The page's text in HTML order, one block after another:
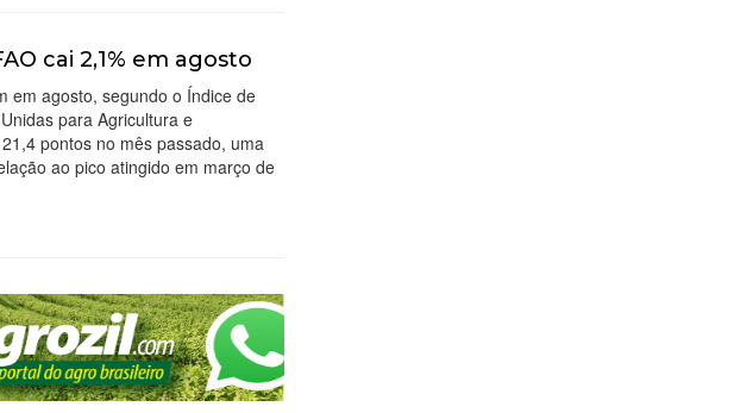
cai 2,1% em agosto
em agosto, segundo o Índice de
para Agricultura e
pontos no mês passado, uma
ao pico atingido em março de